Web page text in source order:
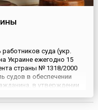
суда (укр.
Украине ежегодно 15
страны № 1318/2000
судов в обеспечении
в утверждении
сист...